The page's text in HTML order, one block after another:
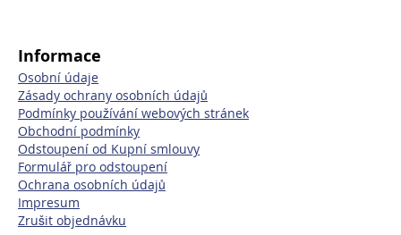
Informace
Osobní údaje
Zásady ochrany osobních údajů
Podmínky používání webových stránek
Obchodní podmínky
Odstoupení od Kupní smlouvy
Formulář pro odstoupení
Ochrana osobních údajů
Impresum
Zrušit objednávku